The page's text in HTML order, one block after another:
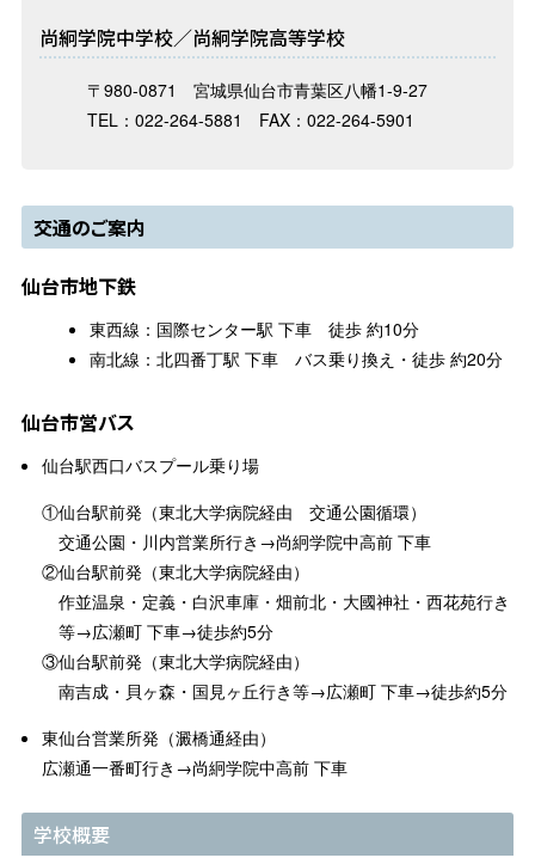
尚絅学院中学校／尚絅学院高等学校
〒980-0871 宮城県仙台市青葉区八幡1-9-27
TEL：022-264-5881 FAX：022-264-5901
交通のご案内
仙台市地下鉄
東西線：国際センター駅 下車 徒歩 約10分
南北線：北四番丁駅 下車 バス乗り換え・徒歩 約20分
仙台市営バス
仙台駅西口バスプール乗り場
①仙台駅前発（東北大学病院経由 交通公園循環）
交通公園・川内営業所行き→尚絅学院中高前 下車
②仙台駅前発（東北大学病院経由）
作並温泉・定義・白沢車庫・畑前北・大國神社・西花苑行き
等→広瀬町 下車→徒歩約5分
③仙台駅前発（東北大学病院経由）
南吉成・貝ヶ森・国見ヶ丘行き等→広瀬町 下車→徒歩約5分
東仙台営業所発（澱橋通経由）
広瀬通一番町行き→尚絅学院中高前 下車
学校概要